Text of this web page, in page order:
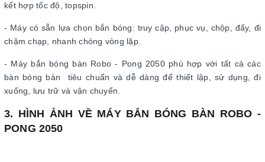
kết hợp tốc độ, topspin.
- Máy có sẵn lựa chọn bắn bóng: truy cập, phục vụ, chộp, đẩy, đi
chậm chạp, nhanh chóng vòng lặp.
- Máy bắn bóng bàn Robo - Pong 2050 phù hợp với tất cả các
bàn bóng bàn tiêu chuẩn và dễ dàng để thiết lập, sử dụng, đi
xuống, lưu trữ và vận chuyển.
3. HÌNH ẢNH VỀ MÁY BẮN BÓNG BÀN ROBO -
PONG 2050